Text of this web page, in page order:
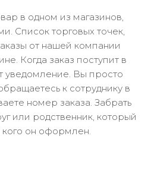
в одном из магазинов,
Список торговых точек,
от нашей компании
Когда заказ поступит в
уведомление. Вы просто
к сотруднику в
номер заказа. Забрать
или родственник, который
он оформлен.